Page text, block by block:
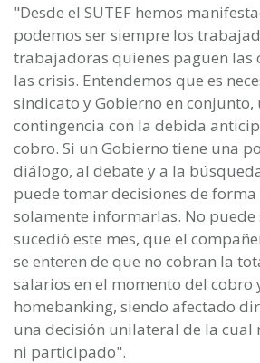
"Desde el SUTEF hemos
podemos ser siempre los
trabajadoras quienes paguen las
las crisis. Entendemos que es
sindicato y Gobierno en conjunto,
contingencia con la debida
cobro. Si un Gobierno tiene una
diálogo, al debate y a la
puede tomar decisiones de
solamente informarlas. No puede
sucedió este mes, que el
se enteren de que no cobran la
salarios en el momento del cobro
homebanking, siendo afectado
una decisión unilateral de la cual
ni participado".